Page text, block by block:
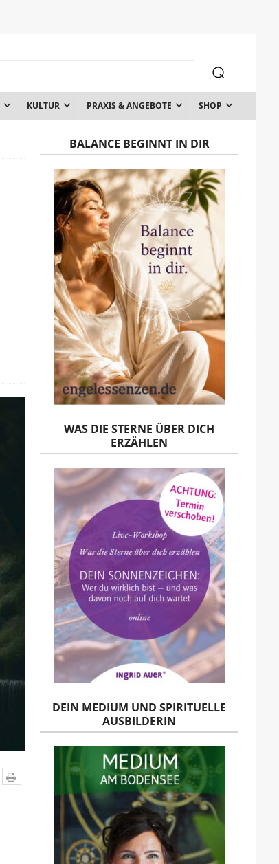
KULTUR PRAXIS & ANGEBOTE SHOP
BALANCE BEGINNT IN DIR
WAS DIE STERNE ÜBER DICH
ERZÄHLEN
DEIN MEDIUM UND SPIRITUELLE
AUSBILDERIN